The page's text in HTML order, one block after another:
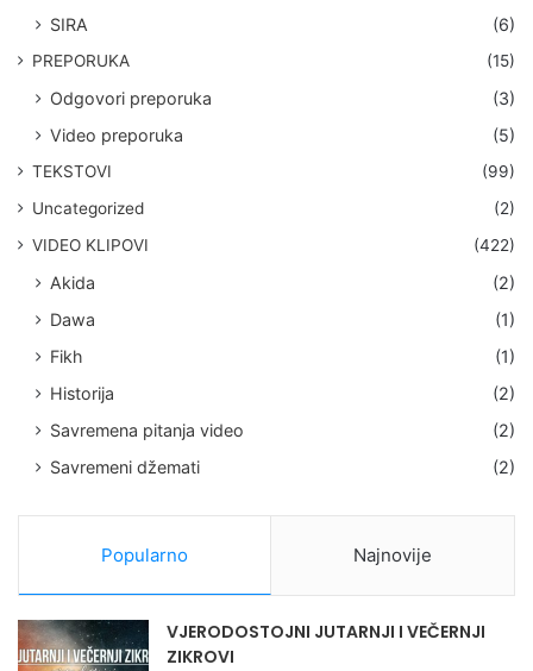
SIRA
(6)
PREPORUKA (15)
Odgovori preporuka
(3)
Video preporuka
(5)
TEKSTOVI
(99)
Uncategorized
(2)
VIDEO KLIPOVI
(422)
Akida
(2)
Dawa
(1)
Fikh
(1)
Historija
(2)
Savremena pitanja video
(2)
Savremeni džemati
(2)
Popularno Najnovije
VJERODOSTOJNI JUTARNJI I VEČERNJI
ZIKROVI